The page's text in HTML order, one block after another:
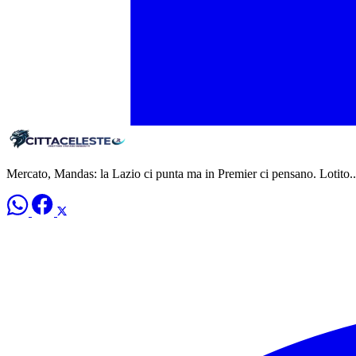
Mercato, Mandas: la Lazio ci punta ma in Premier ci pensano.